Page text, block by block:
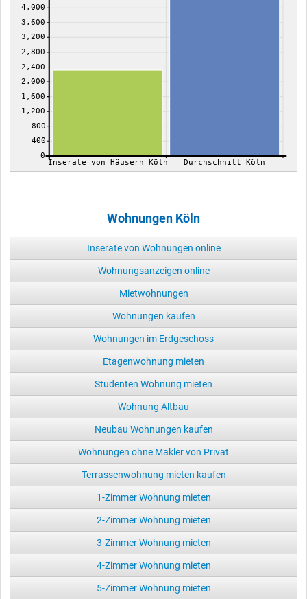
0
400
800
1,200
1,600
2,000
2,400
2,800
3,200
3,600
4,000
Inserate von Häusern Köln Durchschnitt Köln
Wohnungen Köln
Inserate von Wohnungen online
Wohnungsanzeigen online
Mietwohnungen
Wohnungen kaufen
Wohnungen im Erdgeschoss
Etagenwohnung mieten
Studenten Wohnung mieten
Wohnung Altbau
Neubau Wohnungen kaufen
Wohnungen ohne Makler von Privat
Terrassenwohnung mieten kaufen
1-Zimmer Wohnung mieten
2-Zimmer Wohnung mieten
3-Zimmer Wohnung mieten
4-Zimmer Wohnung mieten
5-Zimmer Wohnung mieten